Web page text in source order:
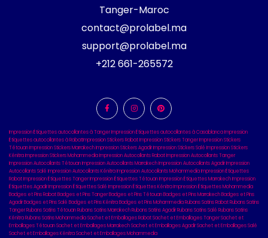
Tanger-Maroc
contact@prolabel.ma
support@prolabel.ma
+212 661-265572
Impression Étiquettes autocollantes à TangerImpression Étiquettes autocollantes à CasablancaImpression
Étiquettes autocollantes à RabatImpression Stickers RabatImpression Stickers TangerImpression Stickers
TétouanImpression Stickers MarrakechImpression Stickers AgadirImpression Stickers Salé Impression Stickers
KénitraImpression Stickers MohammediaImpression Autocollants RabatImpression Autocollants Tanger
Impression Autocollants TétouanImpression Autocollants MarrakechImpression Autocollants AgadirImpression
Autocollants Salé Impression Autocollants KénitraImpression Autocollants MohammediaImpression Étiquettes
RabatImpression Étiquettes TangerImpression Étiquettes TétouanImpression Étiquettes MarrakechImpression
Étiquettes AgadirImpression Étiquettes Salé Impression Étiquettes KénitraImpression Étiquettes Mohammedia
Badges et Pins RabatBadges et Pins TangerBadges et Pins TétouanBadges et Pins MarrakechBadges et Pins
AgadirBadges et Pins Salé Badges et Pins KénitraBadges et Pins MohammediaRubans Satins RabatRubans Satins
TangerRubans Satins TétouanRubans Satins MarrakechRubans Satins AgadirRubans Satins Salé Rubans Satins
KénitraRubans Satins MohammediaSachet et Emballages RabatSachet et Emballages TangerSachet et
Emballages TétouanSachet et Emballages MarrakechSachet et Emballages AgadirSachet et Emballages Salé
Sachet et Emballages KénitraSachet et Emballages Mohammedia